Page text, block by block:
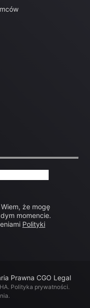
że mogę
momencie.
Polityki
Prawna CGO Legal
Polityka prywatności.
.